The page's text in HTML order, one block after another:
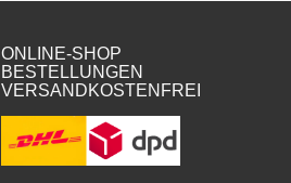
ONLINE-SHOP
BESTELLUNGEN
VERSANDKOSTENFREI